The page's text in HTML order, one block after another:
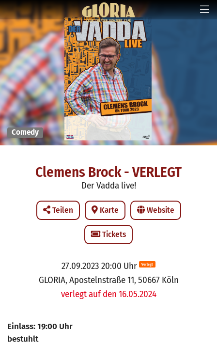
Comedy
Clemens Brock - VERLEGT
Der Vadda live!
Teilen Karte Website
Tickets
27.09.2023 20:00 Uhr Verlegt
GLORIA, Apostelnstraße 11, 50667 Köln
verlegt auf den 16.05.2024
Einlass: 19:00 Uhr
bestuhlt